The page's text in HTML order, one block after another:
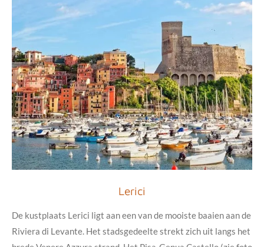
Lerici
De kustplaats Lerici ligt aan een van de mooiste baaien aan de
Riviera di Levante. Het stadsgedeelte strekt zich uit langs het